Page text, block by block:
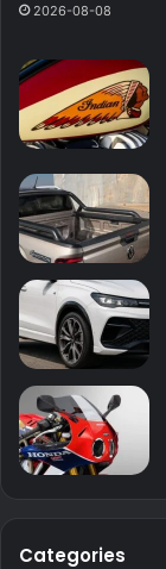
2026-08-08
Categories